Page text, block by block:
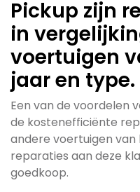
Pickup zijn
in
voertuigen
jaar en type.
Een van de voordelen
de kostenefficiënte
andere voertuigen van
reparaties aan deze
goedkoop.